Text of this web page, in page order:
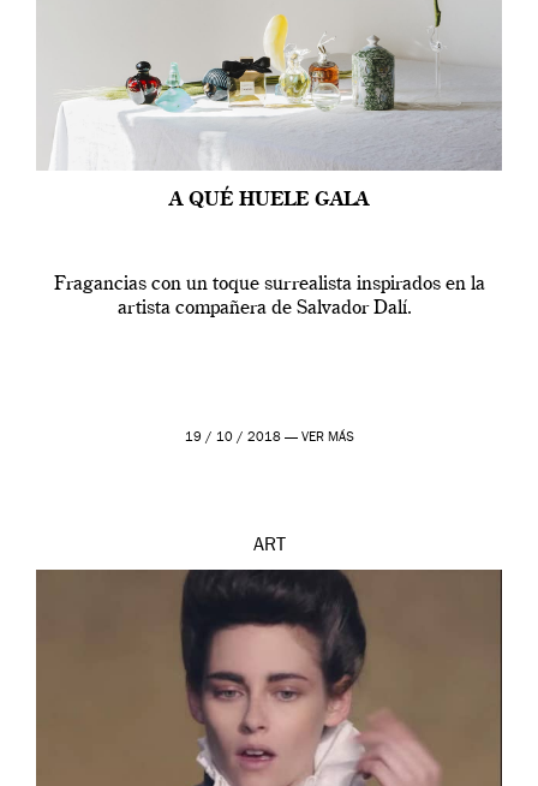
A QUÉ HUELE GALA
Fragancias con un toque surrealista inspirados en la
artista compañera de Salvador Dalí.
19 / 10 / 2018 — VER MÁS
ART